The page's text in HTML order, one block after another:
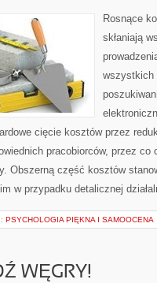
Rosnące
skłaniają
wszystkich
cięcie kosztów przez
pracobiorców, przez
Obszerną część kosztów
w przypadku detalicznej
PSYCHOLOGIA PIĘKNA I SAMOOCENA
WĘGRY!